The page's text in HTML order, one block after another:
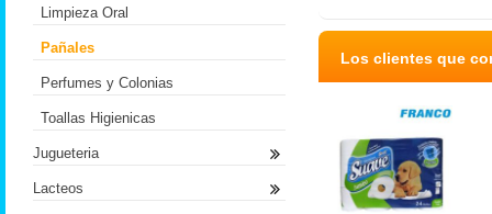
Los clientes que
Limpieza Oral
Pañales
Perfumes y Colonias
Toallas Higienicas
Jugueteria
Lacteos